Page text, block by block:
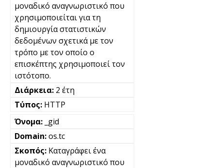
μοναδικό αναγνωριστικό που
χρησιμοποιείται για τη
δημιουργία στατιστικών
δεδομένων σχετικά με τον
τρόπο με τον οποίο ο
επισκέπτης χρησιμοποιεί τον
ιστότοπο.
2 έτη
HTTP
_gid
os.tc
Καταγράφει ένα
μοναδικό αναγνωριστικό που